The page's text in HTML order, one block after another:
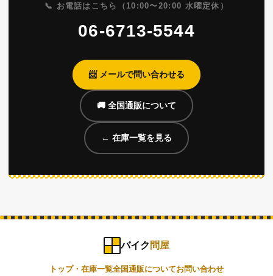
として、無料で簡単な車体チェックと試走をしてからお渡し
喜んでいただいています。
なお、整備をしてしまうとその分商品価格が上がってしまう
ため、購入方法をお選びいただいてからの点検整備とさせて
いただいております。
📞 お電話はこちら（10:00〜20:00 水曜定休）
06-6713-5544
📨 メールで問い合わせる
🚚 全国通販について
← 在庫一覧を見る
バイク 問屋
トップ・在庫一覧全国通販についてお問い合わせ